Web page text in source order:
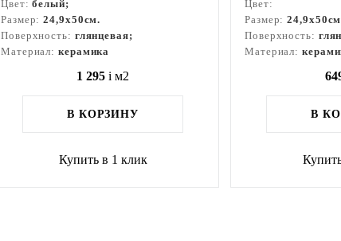
Цвет:белый;
Размер:24,9x50см.
Поверхность: глянцевая;
Материал: керамика
1 295 i м2
В КОРЗИНУ
Купить в 1 клик
Цвет:
Размер:
Поверхность:
Материал:
В